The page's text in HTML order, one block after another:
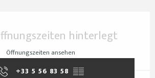
hinterlegt
Öffnungszeiten ansehen
+33 5 56 83 58 ▒▒